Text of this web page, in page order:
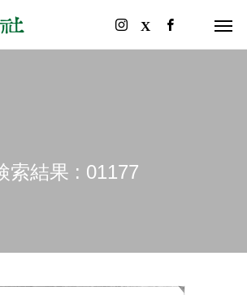
索結果 : 01177